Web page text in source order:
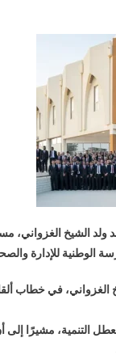
الشيخ الغزواني،
الغزواني، في خطاب
التنمية، مشيرًا